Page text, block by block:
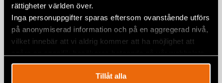
rättigheter världen över.
Inga personuppgifter sparas eftersom ovanstående utförs
på anonymiserad information och på en aggregerad nivå,
vilket innebär att vi aldrig kommer att ha möjlighet att
Tillåt alla
Pride Month: Hbtqi-rättigheter i
Sarajevo, Pristina och Tirana
ALBANIEN,BOSNIEN-HERCEGOVINA ,EUROPA,KOSOVO ,
11 juni 2024
Öppet brev: Homofober har ingen plats